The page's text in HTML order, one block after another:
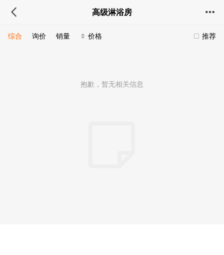
高级淋浴房
推荐
综合 询价 销量 价格
抱歉，暂无相关信息